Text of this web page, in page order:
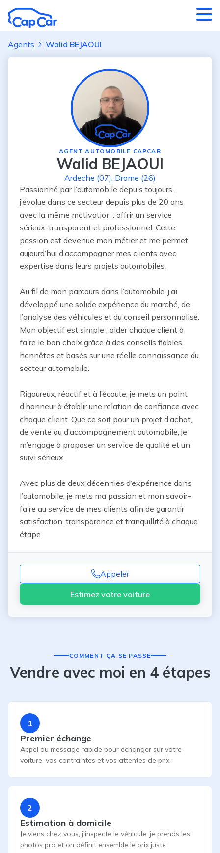
Agents Walid BEJAOUI
AGENT AUTOMOBILE CAPCAR
Walid BEJAOUI
Ardeche (07), Drome (26)
Passionné par l’automobile depuis toujours,
j’évolue dans ce secteur depuis plus de 20 ans
avec la même motivation : offrir un service
sérieux, transparent et professionnel. Cette
passion est devenue mon métier et me permet
aujourd’hui d’accompagner mes clients avec
expertise dans leurs projets automobiles.
Au fil de mon parcours dans l’automobile, j’ai
développé une solide expérience du marché, de
l’analyse des véhicules et du conseil personnalisé.
Mon objectif est simple : aider chaque client à
faire le bon choix grâce à des conseils fiables,
honnêtes et basés sur une réelle connaissance du
secteur automobile.
Rigoureux, réactif et à l’écoute, je mets un point
d’honneur à établir une relation de confiance avec
chaque client. Que ce soit pour un projet d’achat,
de vente ou d’accompagnement automobile, je
m’engage à proposer un service de qualité et un
suivi sérieux.
Avec plus de deux décennies d’expérience dans
l’automobile, je mets ma passion et mon savoir-
faire au service de mes clients afin de garantir
satisfaction, transparence et tranquillité à chaque
étape.
Appeler
Estimez votre voiture
COMMENT ÇA SE PASSE
Vendre avec moi en 4 étapes
1
Premier échange
Appel ou message rapide pour échanger sur votre
voiture, vos contraintes et vos attentes de prix.
2
Estimation à domicile
Je viens chez vous, j'inspecte le véhicule, je prends les
photos pro et on définit ensemble le prix juste.